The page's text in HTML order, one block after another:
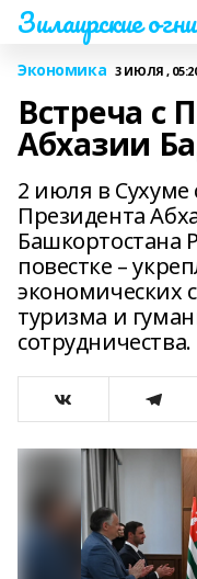
Зилаирские огни
Экономика 3 ИЮЛЯ ,
Встреча с
Абхазии
2 июля в Сухуме
Президента
Башкортостана
повестке –
экономических
туризма и
сотрудничества.